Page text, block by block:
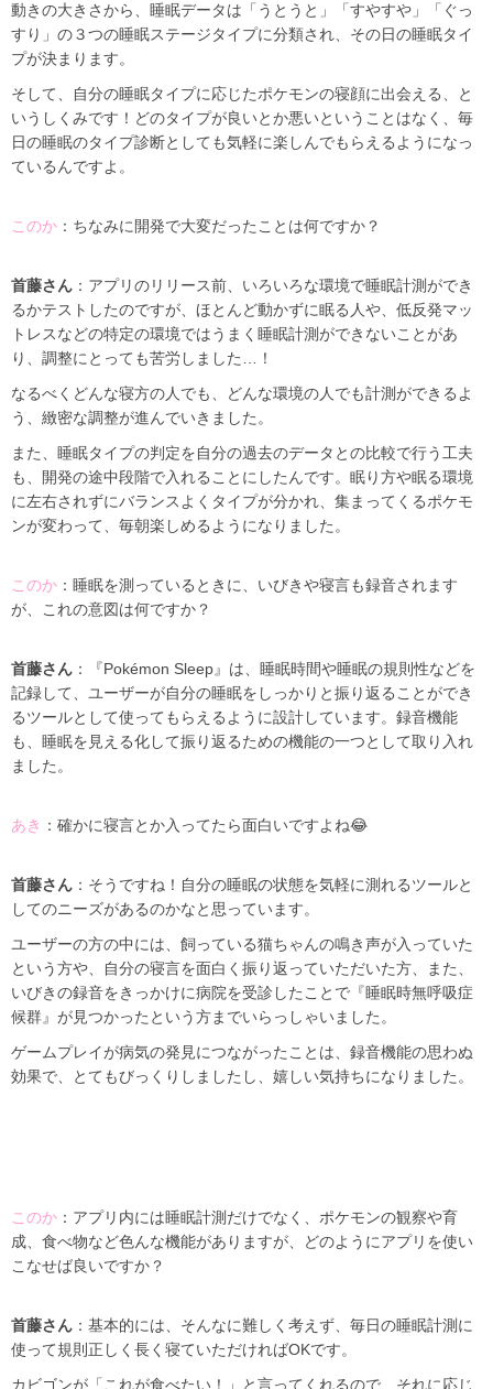
動きの大きさから、睡眠データは「うとうと」「すやすや」「ぐっ
すり」の３つの睡眠ステージタイプに分類され、その日の睡眠タイ
プが決まります。
そして、自分の睡眠タイプに応じたポケモンの寝顔に出会える、と
いうしくみです！どのタイプが良いとか悪いということはなく、毎
日の睡眠のタイプ診断としても気軽に楽しんでもらえるようになっ
ているんですよ。
このか ：ちなみに開発で大変だったことは何ですか？
首藤さん ：アプリのリリース前、いろいろな環境で睡眠計測ができ
るかテストしたのですが、ほとんど動かずに眠る人や、低反発マッ
トレスなどの特定の環境ではうまく睡眠計測ができないことがあ
り、調整にとっても苦労しました…！
なるべくどんな寝方の人でも、どんな環境の人でも計測ができるよ
う、緻密な調整が進んでいきました。
また、睡眠タイプの判定を自分の過去のデータとの比較で行う工夫
も、開発の途中段階で入れることにしたんです。眠り方や眠る環境
に左右されずにバランスよくタイプが分かれ、集まってくるポケモ
ンが変わって、毎朝楽しめるようになりました。
このか ：睡眠を測っているときに、いびきや寝言も録音されます
が、これの意図は何ですか？
首藤さん ：『Pokémon Sleep』は、睡眠時間や睡眠の規則性などを
記録して、ユーザーが自分の睡眠をしっかりと振り返ることができ
るツールとして使ってもらえるように設計しています。録音機能
も、睡眠を見える化して振り返るための機能の一つとして取り入れ
ました。
あき ：確かに寝言とか入ってたら面白いですよね😂
首藤さん ：そうですね！自分の睡眠の状態を気軽に測れるツールと
してのニーズがあるのかなと思っています。
ユーザーの方の中には、飼っている猫ちゃんの鳴き声が入っていた
という方や、自分の寝言を面白く振り返っていただいた方、また、
いびきの録音をきっかけに病院を受診したことで『睡眠時無呼吸症
候群』が見つかったという方までいらっしゃいました。
ゲームプレイが病気の発見につながったことは、録音機能の思わぬ
効果で、とてもびっくりしましたし、嬉しい気持ちになりました。
このか ：アプリ内には睡眠計測だけでなく、ポケモンの観察や育
成、食べ物など色んな機能がありますが、どのようにアプリを使い
こなせば良いですか？
首藤さん ：基本的には、そんなに難しく考えず、毎日の睡眠計測に
使って規則正しく長く寝ていただければOKです。
カビゴンが「これが食べたい！」と言ってくれるので、それに応じ